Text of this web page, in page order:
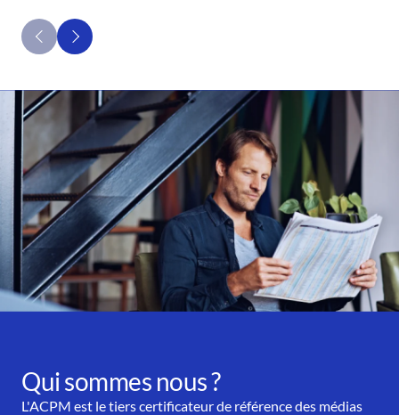
Qui sommes nous ?
L'ACPM est le tiers certificateur de référence des médias